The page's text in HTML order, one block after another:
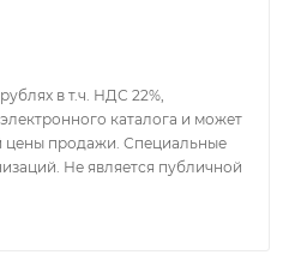
в т.ч. НДС 22%,
каталога и может
цены продажи. Специальные
Не является публичной